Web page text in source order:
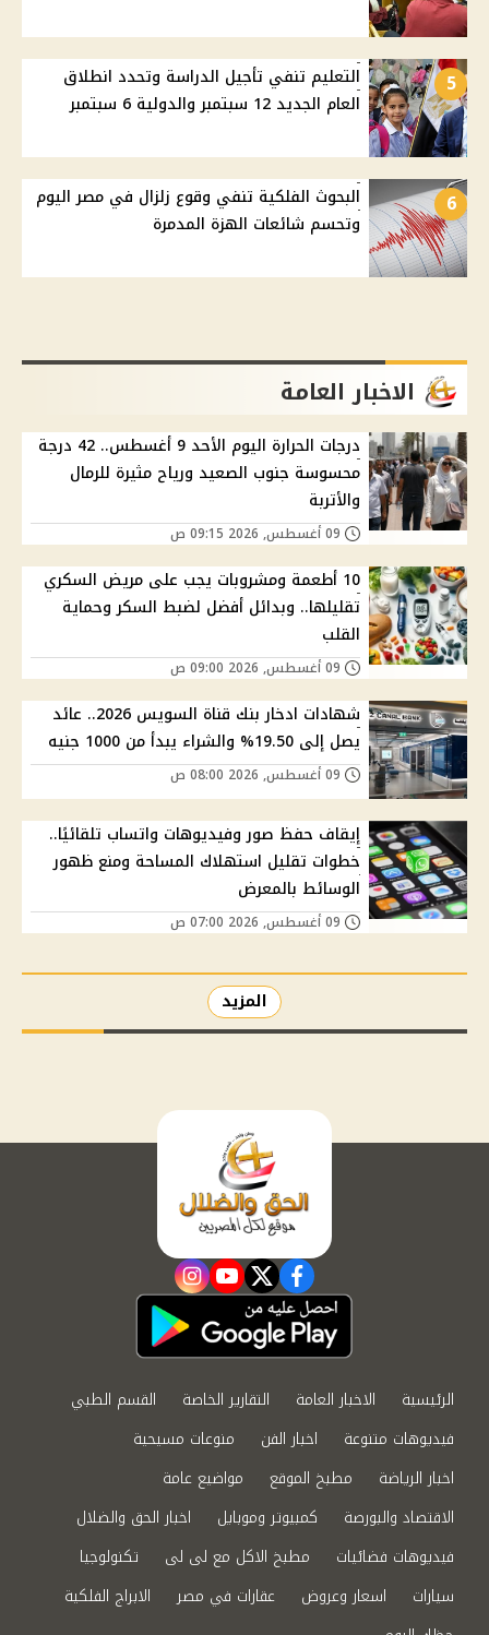
5
التعليم تنفي تأجيل الدراسة وتحدد انطلاق
العام الجديد 12 سبتمبر والدولية 6 سبتمبر
6
البحوث الفلكية تنفي وقوع زلزال في مصر اليوم
وتحسم شائعات الهزة المدمرة
الاخبار العامة
درجات الحرارة اليوم الأحد 9 أغسطس.. 42 درجة
محسوسة جنوب الصعيد ورياح مثيرة للرمال
والأتربة
10 أطعمة ومشروبات يجب على مريض السكري
تقليلها.. وبدائل أفضل لضبط السكر وحماية
القلب
شهادات ادخار بنك قناة السويس 2026.. عائد
يصل إلى 19.50% والشراء يبدأ من 1000 جنيه
إيقاف حفظ صور وفيديوهات واتساب تلقائيًا..
خطوات تقليل استهلاك المساحة ومنع ظهور
الوسائط بالمعرض
المزيد
facebook
twitter
youtube
instagram
الرئيسية الاخبار العامة التقارير الخاصة
القسم الطبي
فيديوهات متنوعة
اخبار الفن
منوعات مسيحية
اخبار الرياضة
مطبخ الموقع
مواضيع عامة
الاقتصاد والبورصة
كمبيوتر وموبايل
اخبار الحق والضلال
فيديوهات فضائيات
مطبخ الاكل مع لى لى
تكنولوجيا
سيارات
اسعار وعروض عقارات في مصر
الابراج الفلكية